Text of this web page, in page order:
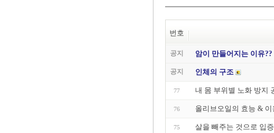
번호
공지 암이 만들어지는 이유??
공지 인체의 구조
77 내 몸 부위별 노화 방지
76 올리브오일의 효능 & 이
75 살을 빼주는 것으로 입